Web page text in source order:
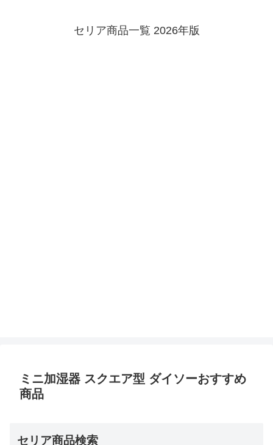
セリア商品一覧 2026年版
ミニ加湿器 スクエア型 ダイソーおすすめ
商品
セリア商品検索